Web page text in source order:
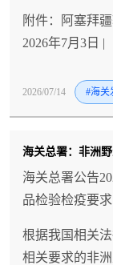
附件：阿塞拜
2026年7月3日 |
2026/07/14 #海关
海关总署：非洲
海关总署公告
品检验检疫要求
根据我国相关
相关要求的非